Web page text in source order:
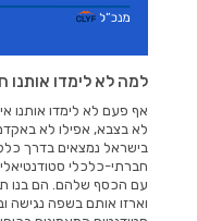
למה לא לימדו אותנו
אף פעם לא לימדו אותנו
חברתי-כלכלי
עם הכסף שלהם. הם בנו
וארזו אותם בשפה נגישה